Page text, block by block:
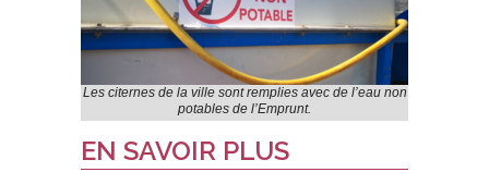
Les citernes de la ville sont remplies avec de l’eau non
potables de l’Emprunt.
EN SAVOIR PLUS